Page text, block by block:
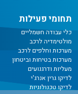
תחומי פעילות
כלי עבודה חשמליים
מולטימדיה לרכב
מערכות וחלפים לרכב
מערכות בטיחות וביטחון
מעליות ודרגנועים
לדיקו גרין אנרג'י
לדיקו טכנולוגיות